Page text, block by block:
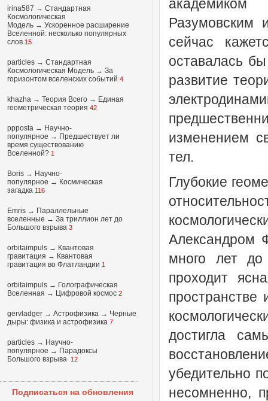
Разумовским
сейчас
оставалась
развитие
изменением
тел.
Глубокие
Александром
много лет до
проходит
достигла
убедительно
несомненно,
irina587 → Стандартная
Космологическая
Модель → Ускоренное расширение
Вселенной: несколько популярных
слов 15
particles → Стандартная
Космологическая Модель → За
горизонтом вселенских событий 4
khazha → Теория Всего → Единая
геометрическая теория 42
ppposta → Научно-
популярное → Предшествует ли
время существованию
Вселенной? 1
Boris → Научно-
популярное → Космическая
загадка 116
Emris → Параллельные
вселенные → За триллион лет до
Большого взрыва 3
orbitaimpuls → Квантовая
гравитация → Квантовая
гравитация во Флатландии 1
orbitaimpuls → Голографическая
Вселенная → Цифровой космос 2
gervladger → Астрофизика → Черные
дыры: физика и астрофизика 7
particles → Научно-
популярное → Парадоксы
Большого взрыва 12
Подписаться на обновления